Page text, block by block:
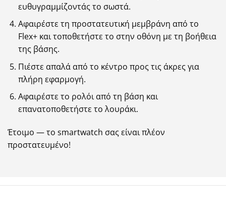
ευθυγραμμίζοντάς το σωστά.
Αφαιρέστε τη προστατευτική μεμβράνη από το
Flex+ και τοποθετήστε το στην οθόνη με τη βοήθεια
της βάσης.
Πιέστε απαλά από το κέντρο προς τις άκρες για
πλήρη εφαρμογή.
Αφαιρέστε το ρολόι από τη βάση και
επανατοποθετήστε το λουράκι.
Έτοιμο — το smartwatch σας είναι πλέον
προστατευμένο!